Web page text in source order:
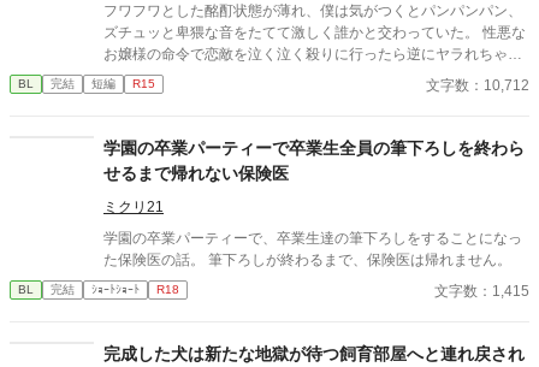
フワフワとした酩酊状態が薄れ、僕は気がつくとパンパンパン、
ズチュッと卑猥な音をたてて激しく誰かと交わっていた。 性悪な
お嬢様の命令で恋敵を泣く泣く殺りに行ったら逆にヤラれちゃっ
た、ちょっとアホな子の話です。 （ムーンライトノベルにも掲載
しています）
BL 完結 短編 R15 文字数：10,712
学園の卒業パーティーで卒業生全員の筆下ろしを終わら
せるまで帰れない保険医
ミクリ21
学園の卒業パーティーで、卒業生達の筆下ろしをすることになっ
た保険医の話。 筆下ろしが終わるまで、保険医は帰れません。
BL 完結 ｼｮｰﾄｼｮｰﾄ R18 文字数：1,415
完成した犬は新たな地獄が待つ飼育部屋へと連れ戻され